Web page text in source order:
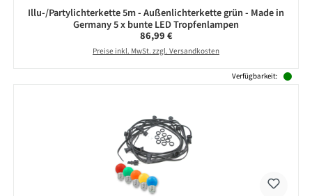
Illu-/Partylichterkette 5m - Außenlichterkette grün - Made in
Germany 5 x bunte LED Tropfenlampen
Regulärer Preis:
86,99 €
Preise inkl. MwSt. zzgl. Versandkosten
Verfügbarkeit: